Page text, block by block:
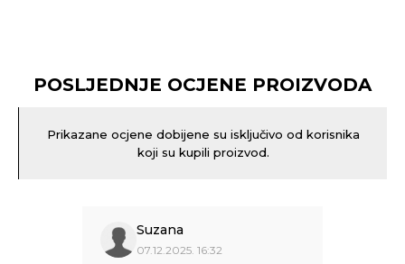
POSLJEDNJE OCJENE PROIZVODA
Prikazane ocjene dobijene su isključivo od korisnika
koji su kupili proizvod.
Suzana
07.12.2025. 16:32